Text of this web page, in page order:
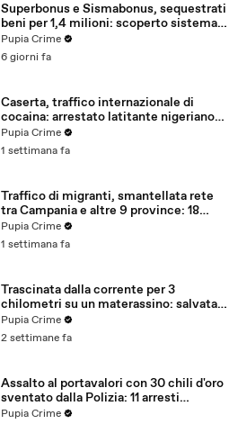
Superbonus e Sismabonus, sequestrati
beni per 1,4 milioni: scoperto sistema
con false abitazioni (29.07.26)
Pupia Crime
6 giorni fa
Caserta, traffico internazionale di
cocaina: arrestato latitante nigeriano
ricercato dal 2019 (28.07.26)
Pupia Crime
1 settimana fa
Traffico di migranti, smantellata rete
tra Campania e altre 9 province: 18
arresti (27.07.26)
Pupia Crime
1 settimana fa
Trascinata dalla corrente per 3
chilometri su un materassino: salvata
dalla Polizia (25.07.26)
Pupia Crime
2 settimane fa
Assalto al portavalori con 30 chili d'oro
sventato dalla Polizia: 11 arresti
(25.07.26)
Pupia Crime